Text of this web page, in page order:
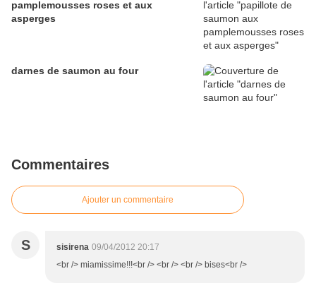
pamplemousses roses et aux
asperges
darnes de saumon au four
Commentaires
Ajouter un commentaire
S sisirena 09/04/2012 20:17
<br /> miamissime!!!<br /> <br /> <br /> bises<br />